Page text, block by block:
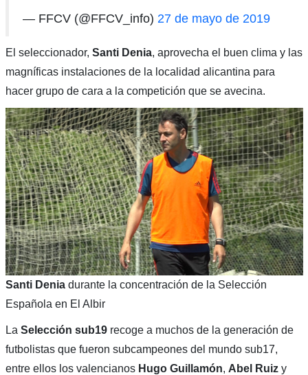
— FFCV (@FFCV_info) 27 de mayo de 2019
El seleccionador, Santi Denia, aprovecha el buen clima y las
magníficas instalaciones de la localidad alicantina para
hacer grupo de cara a la competición que se avecina.
Santi Deniadurante la concentración de la Selección
Española en El Albir
La Selección sub19 recoge a muchos de la generación de
futbolistas que fueron subcampeones del mundo sub17,
entre ellos los valencianos Hugo Guillamón, Abel Ruiz y